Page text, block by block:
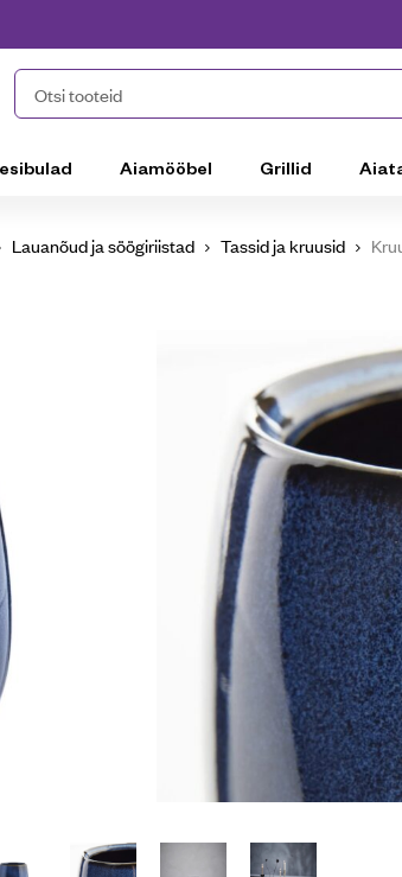
Otsi tooteid
Aiamööbel Grillid
Lauanõud ja söögiriistad Tassid ja kruusid